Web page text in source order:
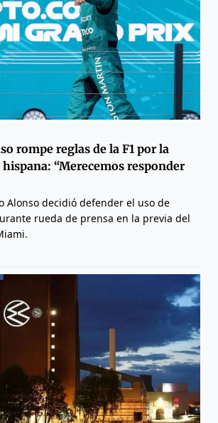
rompe reglas de la F1 por la
“Merecemos responder
Alonso decidió defender el uso de
rueda de prensa en la previa del